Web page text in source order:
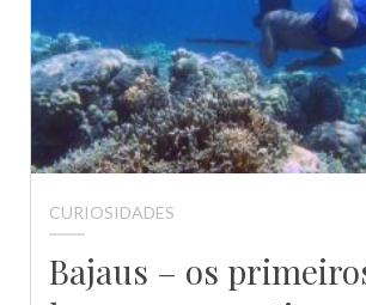
CURIOSIDADES
Bajaus – os